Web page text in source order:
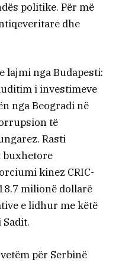
politike. Për më
dhe
lajmi nga Budapesti:
i investimeve
nga Beogradi në
të
Rasti
buxhetore
kinez CRIC-
milionë dollarë
e lidhur me këtë
për Serbinë